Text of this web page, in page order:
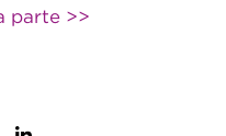
parte >>